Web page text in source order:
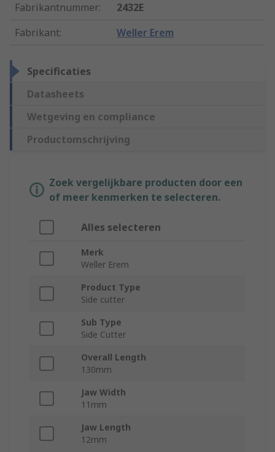
Fabrikantnummer:
2432E
Fabrikant: Weller Erem
Specificaties
Datasheets
Wetgeving en compliance
Productomschrijving
Zoek vergelijkbare producten door een
of meer kenmerken te selecteren.
Alles selecteren
Merk
Weller Erem
Product Type
Side cutter
Sub Type
Side Cutter
Overall Length
130mm
Jaw Width
11mm
Jaw Length
12mm